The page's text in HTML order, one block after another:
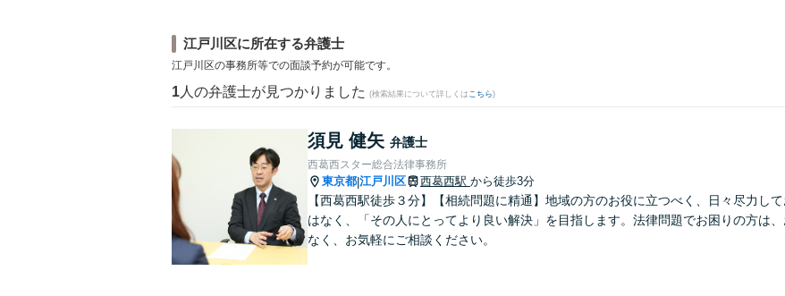
江戸川区に所在する弁護士
江戸川区の事務所等での面談予約が可能です。
1 人の弁護士が見つかりました (検索結果について詳しくは こちら)
須見 健矢 弁護士
西葛西スター総合法律事務所
東京都|江戸川区 西葛西駅 から徒歩3分
【西葛西駅徒歩３分】【相続問題に精通】地域の方のお役に立つべく、日々尽力し
はなく、「その人にとってより良い解決」を目指します。法律問題でお困りの方は
なく、お気軽にご相談ください。